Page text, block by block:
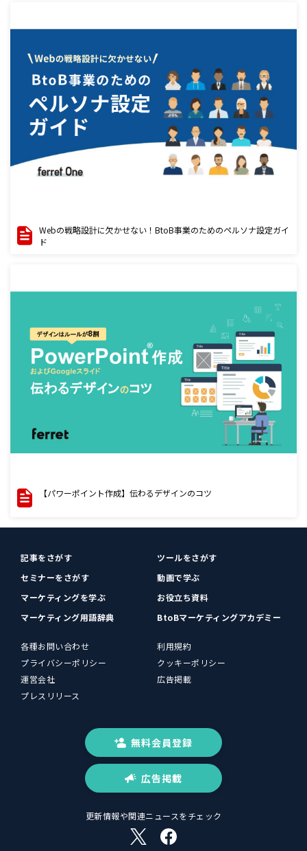
Webの戦略設計に欠かせない！BtoB事業のためのペルソナ設定ガイ
ド
【パワーポイント作成】伝わるデザインのコツ
記事をさがす
ツールをさがす
セミナーをさがす
動画で学ぶ
マーケティングを学ぶ
お役立ち資料
マーケティング用語辞典
BtoBマーケティングアカデミー
各種お問い合わせ
利用規約
プライバシーポリシー
クッキーポリシー
運営会社
広告掲載
プレスリリース
無料会員登録
広告掲載
更新情報や関連ニュースをチェック